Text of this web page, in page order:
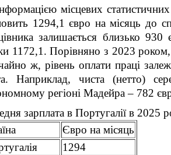
місцевих
1294,1 євро на місяць до
залишається близько
1172,1. Порівняно з 2023 роком,
ж, рівень оплати праці
Наприклад, чиста (нетто)
регіоні Мадейра – 782
зарплата в Португалії в 2025
Євро на місяць
1294